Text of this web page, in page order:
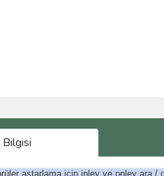
Bilgisi
astarlama için inley ve onley ara